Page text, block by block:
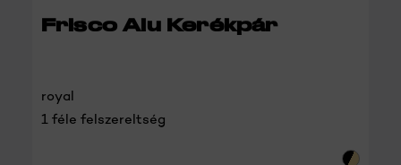
RÉSZLETEK
Frisco Alu Kerékpár
royal
1 féle felszereltség